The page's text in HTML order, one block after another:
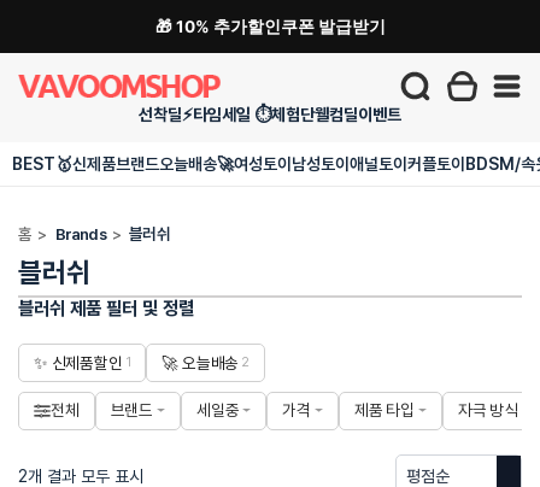
🎁 10% 추가할인쿠폰 발급받기
선착딜⚡타임세일 ⏱️체험단웰컴딜이벤트
BEST🥇신제품브랜드오늘배송🚀여성토이 남성토이 애널토이 커플토이 BDSM/속
홈 > Brands>블러쉬
블러쉬
블러쉬 제품 필터 및 정렬
✨ 신제품할인 1 🚀 오늘배송 2
전체 브랜드 세일중 가격 제품 타입 자극 방식
2개 결과 모두 표시